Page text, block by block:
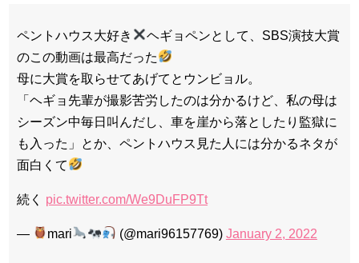
ペントハウス大好き
ヘギョペンとして、SBS演技大賞
のこの動画は最高だった
母に大賞を取らせてあげてとウンビョル。
「ヘギョ先輩が撮影苦労したのは分かるけど、私の母は
シーズン中毎日叫んだし、車を崖から落としたり監獄に
も入った」とか、ペントハウス見た人には分かるネタが
面白くて
続く pic.twitter.com/We9DuFP9Tt
— mari (@mari96157769) January 2, 2022